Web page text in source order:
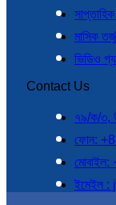
মাসিক
ভিডিও
Contact Us
৭৯/ক/৩,
ফোন:
ইমেইল